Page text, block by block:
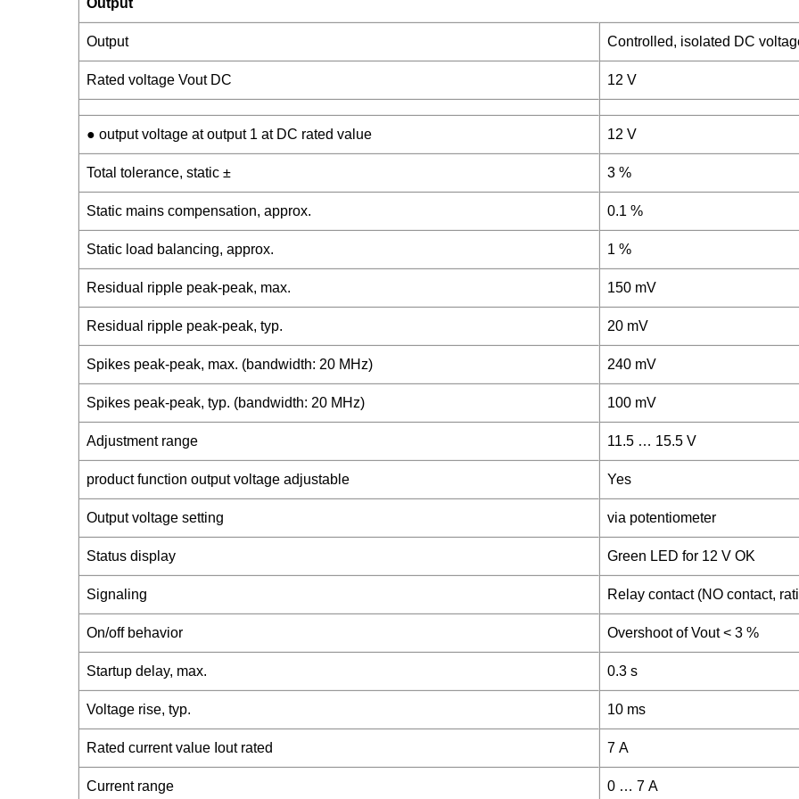
Output
Output Controlled, isolated DC
Rated voltage Vout DC 12 V
● output voltage at output 1 at DC rated value 12 V
Total tolerance, static ± 3 %
Static mains compensation, approx. 0.1 %
Static load balancing, approx. 1 %
Residual ripple peak-peak, max. 150 mV
Residual ripple peak-peak, typ. 20 mV
Spikes peak-peak, max. (bandwidth: 20 MHz) 240 mV
Spikes peak-peak, typ. (bandwidth: 20 MHz) 100 mV
Adjustment range 11.5 … 15.5 V
product function output voltage adjustable Yes
Output voltage setting via potentiometer
Status display Green LED for 12 V OK
Signaling Relay contact (NO contact,
On/off behavior Overshoot of Vout < 3 %
Startup delay, max. 0.3 s
Voltage rise, typ. 10 ms
Rated current value Iout rated 7 A
Current range 0 … 7 A